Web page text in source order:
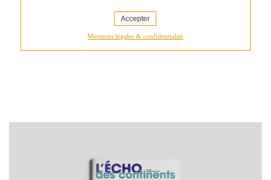
Accepter
Mentions légales & confidentialité
Julie Depuydt - Responsable de la